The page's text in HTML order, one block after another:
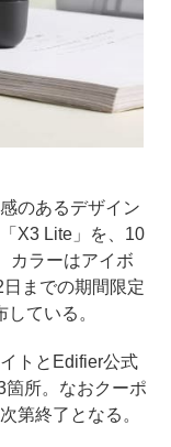
のあるデザイン
X3 Lite」を、10
カラーはアイボ
までの期間限定
ている。
トとEdifier公式
所。なおクーポ
第終了となる。